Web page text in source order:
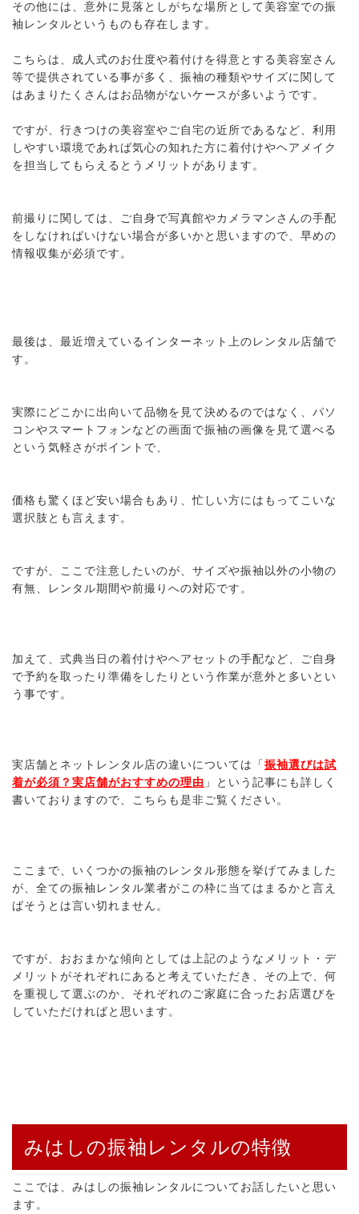
その他には、意外に見落としがちな場所として美容室での振
袖レンタルというものも存在します。
こちらは、成人式のお仕度や着付けを得意とする美容室さん
等で提供されている事が多く、振袖の種類やサイズに関して
はあまりたくさんはお品物がないケースが多いようです。
ですが、行きつけの美容室やご自宅の近所であるなど、利用
しやすい環境であれば気心の知れた方に着付けやヘアメイク
を担当してもらえるとうメリットがあります。
前撮りに関しては、ご自身で写真館やカメラマンさんの手配
をしなければいけない場合が多いかと思いますので、早めの
情報収集が必須です。
最後は、最近増えているインターネット上のレンタル店舗で
す。
実際にどこかに出向いて品物を見て決めるのではなく、パソ
コンやスマートフォンなどの画面で振袖の画像を見て選べる
という気軽さがポイントで、
価格も驚くほど安い場合もあり、忙しい方にはもってこいな
選択肢とも言えます。
ですが、ここで注意したいのが、サイズや振袖以外の小物の
有無、レンタル期間や前撮りへの対応です。
加えて、式典当日の着付けやヘアセットの手配など、ご自身
で予約を取ったり準備をしたりという作業が意外と多いとい
う事です。
実店舗とネットレンタル店の違いについては「振袖選びは試
着が必須？実店舗がおすすめの理由 」という記事にも詳しく
書いておりますので、こちらも是非ご覧ください。
ここまで、いくつかの振袖のレンタル形態を挙げてみました
が、全ての振袖レンタル業者がこの枠に当てはまるかと言え
ばそうとは言い切れません。
ですが、おおまかな傾向としては上記のようなメリット・デ
メリットがそれぞれにあると考えていただき、その上で、何
を重視して選ぶのか、それぞれのご家庭に合ったお店選びを
していただければと思います。
みはしの振袖レンタルの特徴
ここでは、みはしの振袖レンタルについてお話したいと思い
ます。